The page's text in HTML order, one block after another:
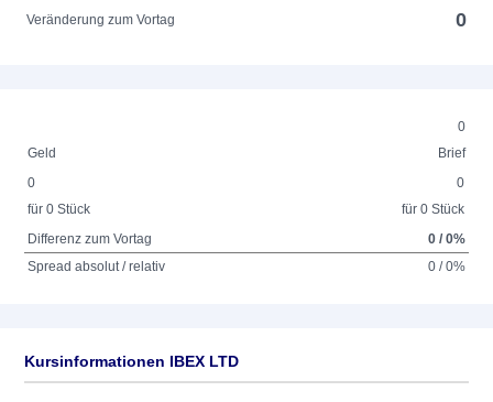
Veränderung zum Vortag 0
0
Geld
Brief
0
für 0 Stück
0
für 0 Stück
Differenz zum Vortag
0 / 0%
Spread absolut / relativ
0 / 0%
Kursinformationen IBEX LTD